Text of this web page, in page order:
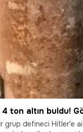
Dünya
grup defineci Hitler'e